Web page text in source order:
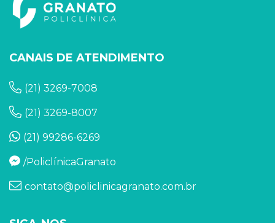
CANAIS DE ATENDIMENTO
(21) 3269-7008
(21) 3269-8007
(21) 99286-6269
/PoliclínicaGranato
contato@policlinicagranato.com.br